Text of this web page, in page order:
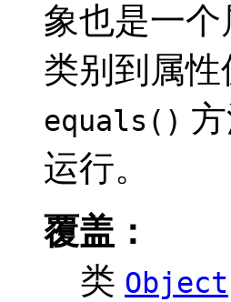
象也是一
类别到属
equals()
运行。
覆盖：
类 Object